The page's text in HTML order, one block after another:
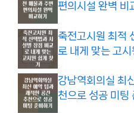
편의시설 완벽 비
죽전고시원 최적
로 내게 맞는 고시
강남역회의실 최
천으로 성공 미팅